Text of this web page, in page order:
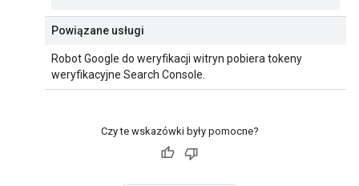
Powiązane usługi
Robot Google do weryfikacji witryn pobiera tokeny
weryfikacyjne Search Console.
Czy te wskazówki były pomocne?